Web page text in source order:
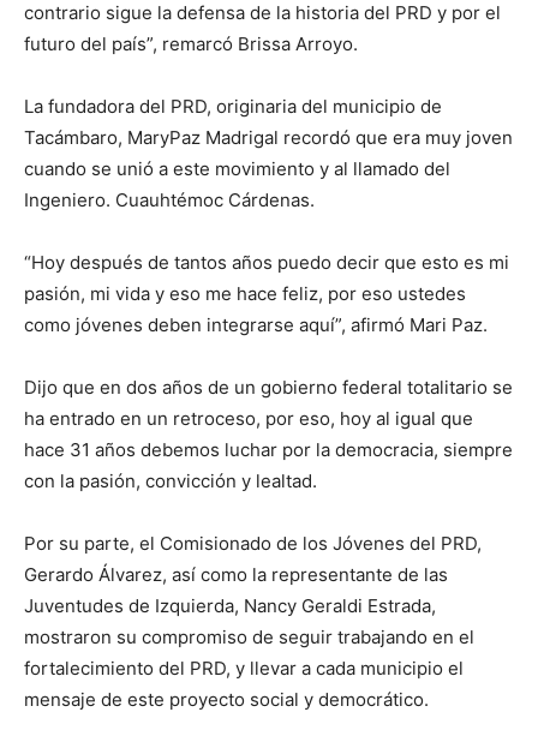
contrario sigue la defensa de la historia del PRD y por el
futuro del país”, remarcó Brissa Arroyo.
La fundadora del PRD, originaria del municipio de
Tacámbaro, MaryPaz Madrigal recordó que era muy joven
cuando se unió a este movimiento y al llamado del
Ingeniero. Cuauhtémoc Cárdenas.
“Hoy después de tantos años puedo decir que esto es mi
pasión, mi vida y eso me hace feliz, por eso ustedes
como jóvenes deben integrarse aquí”, afirmó Mari Paz.
Dijo que en dos años de un gobierno federal totalitario se
ha entrado en un retroceso, por eso, hoy al igual que
hace 31 años debemos luchar por la democracia, siempre
con la pasión, convicción y lealtad.
Por su parte, el Comisionado de los Jóvenes del PRD,
Gerardo Álvarez, así como la representante de las
Juventudes de Izquierda, Nancy Geraldi Estrada,
mostraron su compromiso de seguir trabajando en el
fortalecimiento del PRD, y llevar a cada municipio el
mensaje de este proyecto social y democrático.